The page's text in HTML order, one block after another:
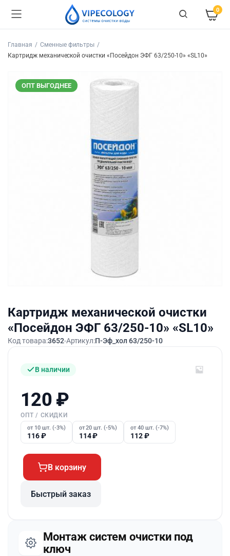
0
Главная
Сменные фильтры
Картридж механической очистки «Посейдон ЭФГ 63/250-10» «SL10»
ОПТ ВЫГОДНЕЕ
Картридж механической очистки
«Посейдон ЭФГ 63/250-10» «SL10»
Код товара:3652 Артикул:П-Эф_хол 63/250-10
В наличии
120 ₽
ОПТ / СКИДКИ
от 10 шт. (-3%)
116₽
от 20 шт. (-5%)
114₽
от 40 шт. (-7%)
112₽
В корзину
Быстрый заказ
Монтаж систем очистки под
ключ